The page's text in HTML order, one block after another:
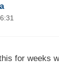
for weeks